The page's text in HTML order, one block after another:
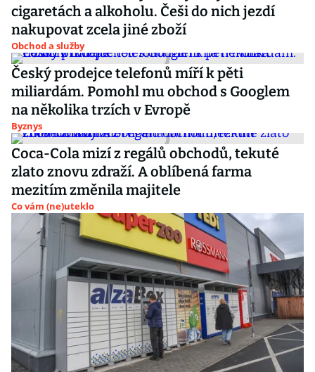
cigaretách a alkoholu. Češi do nich jezdí
nakupovat zcela jiné zboží
Obchod a služby
Český prodejce telefonů míří k pěti
miliardám. Pomohl mu obchod s Googlem
na několika trzích v Evropě
Byznys
Coca-Cola mizí z regálů obchodů, tekuté
zlato znovu zdraží. A oblíbená farma
mezitím změnila majitele
Co vám (ne)uteklo